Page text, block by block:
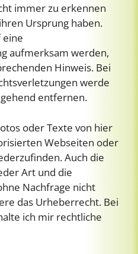
immer zu erkennen
Ursprung haben.
eine
aufmerksam werden,
Hinweis. Bei
werde
entfernen.
oder Texte von hier
Webseiten oder
Auch die
Art und die
Nachfrage nicht
das Urheberrecht. Bei
ich mir rechtliche